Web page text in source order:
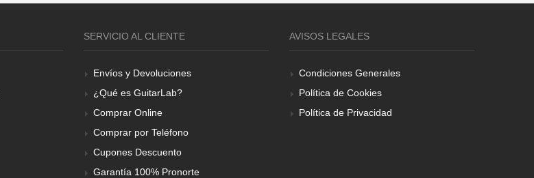
SERVICIO AL CLIENTE
Envíos y Devoluciones
¿Qué es GuitarLab?
Comprar Online
Comprar por Teléfono
Cupones Descuento
Garantía 100% Pronorte
AVISOS LEGALES
Condiciones Generales
Política de Cookies
Política de Privacidad